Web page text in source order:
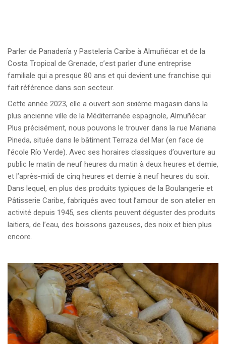
Parler de Panadería y Pastelería Caribe à Almuñécar et de la
Costa Tropical de Grenade, c’est parler d’une entreprise
familiale qui a presque 80 ans et qui devient une franchise qui
fait référence dans son secteur.
Cette année 2023, elle a ouvert son sixième magasin dans la
plus ancienne ville de la Méditerranée espagnole, Almuñécar.
Plus précisément, nous pouvons le trouver dans la rue Mariana
Pineda, située dans le bâtiment Terraza del Mar (en face de
l’école Río Verde). Avec ses horaires classiques d’ouverture au
public le matin de neuf heures du matin à deux heures et demie,
et l’après-midi de cinq heures et demie à neuf heures du soir.
Dans lequel, en plus des produits typiques de la Boulangerie et
Pâtisserie Caribe, fabriqués avec tout l’amour de son atelier en
activité depuis 1945, ses clients peuvent déguster des produits
laitiers, de l’eau, des boissons gazeuses, des noix et bien plus
encore.